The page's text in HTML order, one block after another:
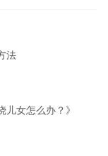
法
女怎么办？》